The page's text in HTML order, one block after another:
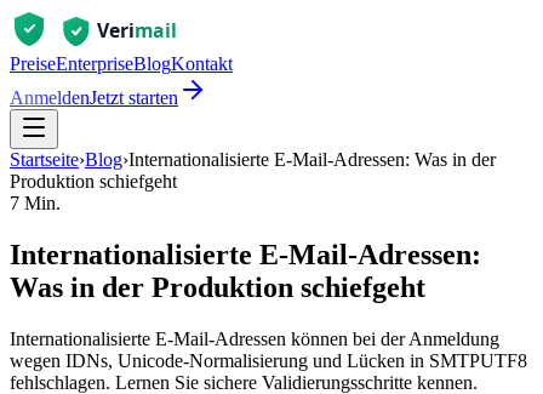
PreiseEnterpriseBlogKontakt
AnmeldenJetzt starten
Startseite›Blog›Internationalisierte E‑Mail‑Adressen: Was in der
Produktion schiefgeht
7 Min.
Internationalisierte E‑Mail‑Adressen:
Was in der Produktion schiefgeht
Internationalisierte E‑Mail‑Adressen können bei der Anmeldung
wegen IDNs, Unicode‑Normalisierung und Lücken in SMTPUTF8
fehlschlagen. Lernen Sie sichere Validierungsschritte kennen.